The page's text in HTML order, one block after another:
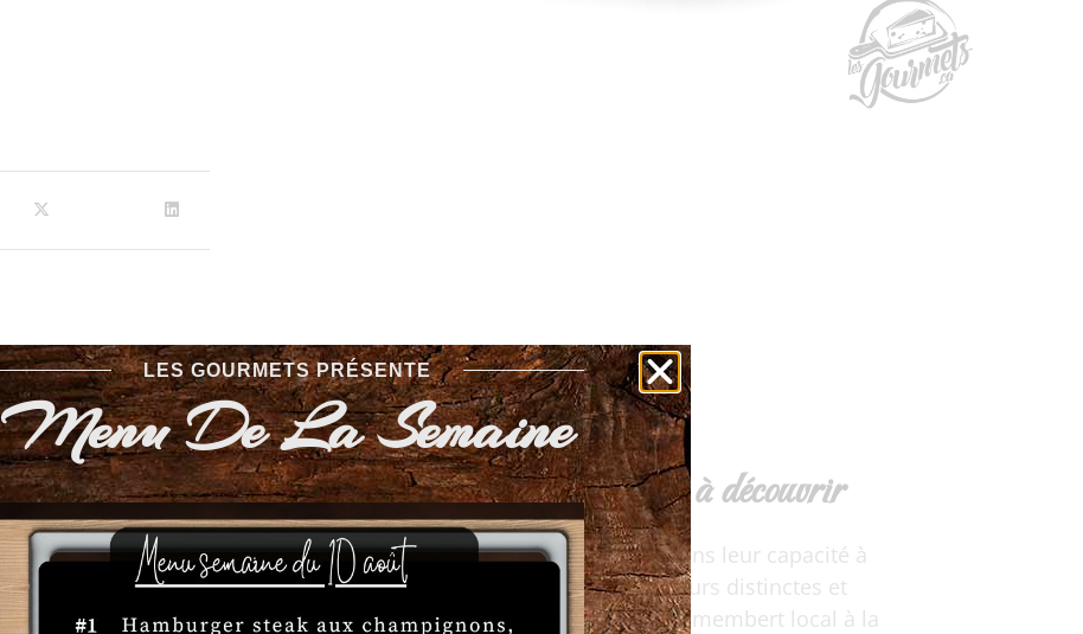
Des fromages d'ici et d'ailleurs à découvrir
La magie des fromages du Québec réside dans leur capacité à
transporter vos papilles à travers des saveurs distinctes et
inoubliables. De la douceur crémeuse d’un camembert local à la
LES GOURMETS PRÉSENTE
Menu De La Semaine